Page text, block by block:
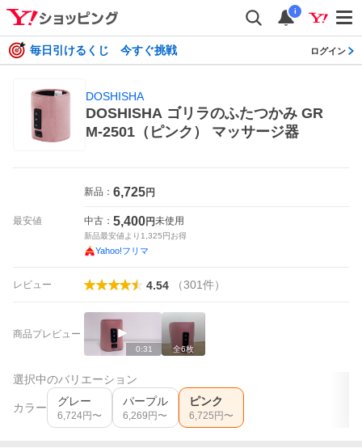
i
毎日引けるくじ 今すぐ挑戦 ログイン
DOSHISHA
DOSHISHA ゴリラのふたつかみ GR
M-2501（ピンク） マッサージ器
最安値
新品： 6,725円
中古： 5,400円未使用
新品最安値より 1,325円お得
Yahoo!フリマ
レビュー 4.54 （301件）
商品プレビュー
0:31 全6枚
選択中のバリエーション
カラー グレー
6,724円〜
パープル
6,269 円〜
ピンク
6,725 円〜